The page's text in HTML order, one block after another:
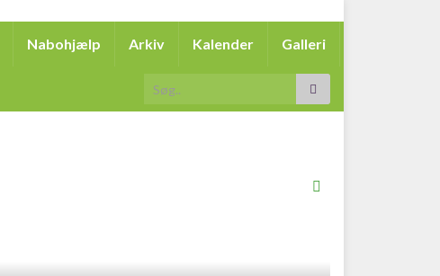
Nabohjælp Arkiv Kalender Galleri
Search for: